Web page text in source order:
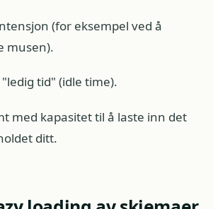
(for eksempel ved å
musen).
tid" (idle time).
med kapasitet til å laste inn det
ditt.